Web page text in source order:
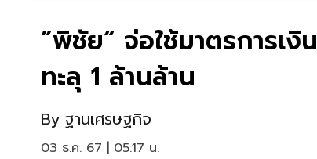
”พิชัย“ จ่อใช้มาตรการ
ทะลุ 1 ล้านล้าน
By ฐานเศรษฐกิจ
03 ธ.ค. 67 | 05:17 น.